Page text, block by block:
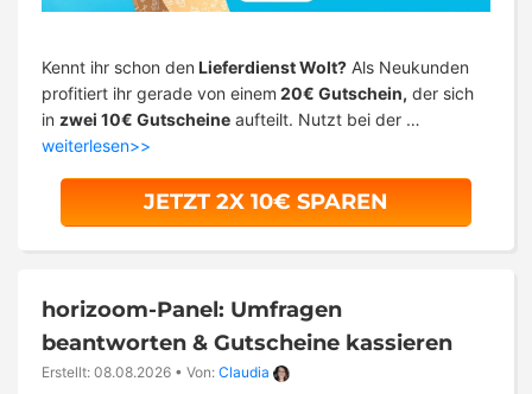
Kennt ihr schon den Lieferdienst Wolt? Als Neukunden
profitiert ihr gerade von einem 20€ Gutschein, der sich
in zwei 10€ Gutscheine aufteilt. Nutzt bei der …
weiterlesen>>
JETZT 2X 10€ SPAREN
horizoom-Panel: Umfragen
beantworten & Gutscheine kassieren
Erstellt: 08.08.2026 • Von: Claudia